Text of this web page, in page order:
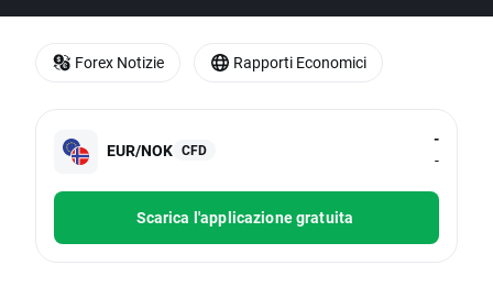
EUR/NOK CFD
-
-
Scarica l'applicazione gratuita
Forex Notizie Rapporti Economici